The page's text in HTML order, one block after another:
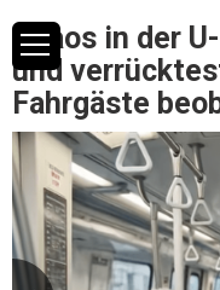
Chaos in der
und
Fahrgäste